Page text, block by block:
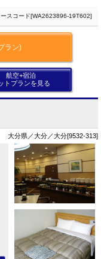
ースコード[WA2623896-19T602]
ラン)
航空+宿泊
トプランを見る
大分県／大分／大分[9532-313]